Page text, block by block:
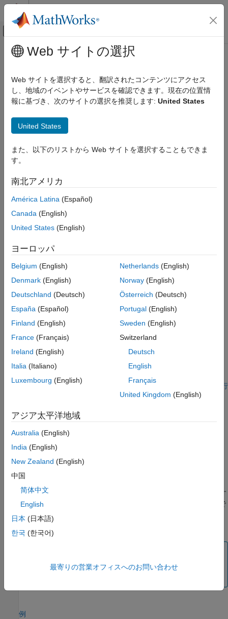
コンテンツへスキップ
オフキャンバス ナビゲーション メ
ドキュメンテーションのホーム
Optimization Toolbox
最小二乗法
Optimization Toolbox
連立非線形方程式
項目一覧
入力引数
制限
詳細
アルゴリズム
代替機能
バージョン履歴
参考
メインコンテンツ
lsqnonlin
非線形最小二乗 (非線形データ適合) 問題を解く
構文
x = lsqnonlin(fun,x0,lb,ub)
x = lsqnonlin(fun,x0,lb,ub,A,b,Aeq,beq)
x = lsqnonlin(fun,x0,lb,ub,options)
x = lsqnonlin(fun,x0,lb,ub,A,b,Aeq,beq,nonlcon,options)
[x,resnorm] = lsqnonlin(
[x,resnorm,residual,exitflag,output] = lsqnonlin(
lsqnonlin(___
説明
非線形最小二乗ソルバー
以下の形式の非線形最小二乗曲線近似問題を解きます。
min 1(x)2+f2( x)2+...+fn
以下の制約に従います。
beqc(x)≤
および ub はベクトルまたは行列とすることができます。
行
目的関数をスカラー値
(二乗和) として指定しないでください。
トル"値関数となる目的関数を必要とします。
x= lsqnonlin(
に記述す
る関数の二乗和の最小値を求めます。関数
は、値の二乗和で
はなく値のベクトル (または配列) を返します。(アルゴリズムは
の要素の二乗和を暗黙的に計算します。)
追加パラメーターの受け渡しは必要に応じて他のパラメ
例
Web サイトの選択
Web サイトを選択すると、翻訳されたコンテンツにアクセス
し、地域のイベントやサービスを確認できます。現在の位置情
報に基づき、次のサイトの選択を推奨します: United States
United States
また、以下のリストから Web サイトを選択することもできま
す。
南北アメリカ
América Latina (Español)
Canada (English)
United States (English)
ヨーロッパ
Belgium (English)
Denmark (English)
Deutschland (Deutsch)
España (Español)
Finland (English)
France (Français)
Ireland (English)
Italia (Italiano)
Luxembourg (English)
Netherlands(English)
Norway(English)
Österreich (Deutsch)
Portugal(English)
Sweden (English)
Switzerland
Deutsch
English
Français
United Kingdom (English)
アジア太平洋地域
Australia (English)
India (English)
New Zealand (English)
中国
简体中文
English
日本 (日本語)
한국 (한국어)
最寄りの営業オフィスへのお問い合わせ